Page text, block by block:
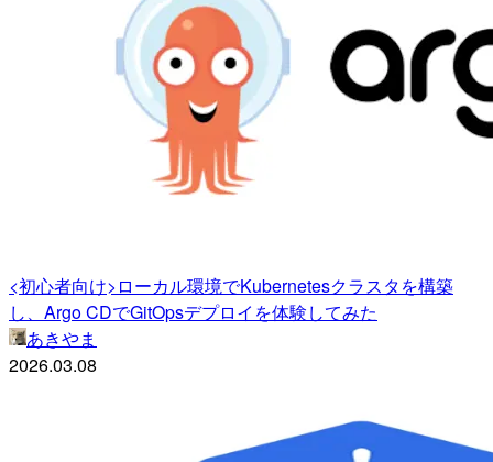
<初心者向け>ローカル環境でKubernetesクラスタを構築
し、Argo CDでGitOpsデプロイを体験してみた
あきやま
2026.03.08